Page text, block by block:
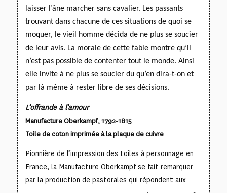
laisser l’âne marcher sans cavalier. Les passants
trouvant dans chacune de ces situations de quoi se
moquer, le vieil homme décida de ne plus se soucier
de leur avis. La morale de cette fable montre qu’il
n’est pas possible de contenter tout le monde. Ainsi
elle invite à ne plus se soucier du qu’en dira-t-onet
par là même à rester libre de ses décisions.
L’offrande à l’amour
Manufacture Oberkampf, 1792-1815
Toile de coton imprimée à la plaque de cuivre
Pionnière de l’impression des toiles à personnage en
France, la Manufacture Oberkampf se fait remarquer
par la production de pastorales qui répondent aux